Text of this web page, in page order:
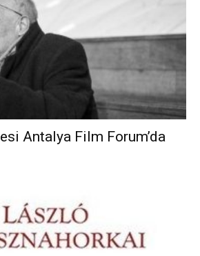
Antalya Film Forum’da